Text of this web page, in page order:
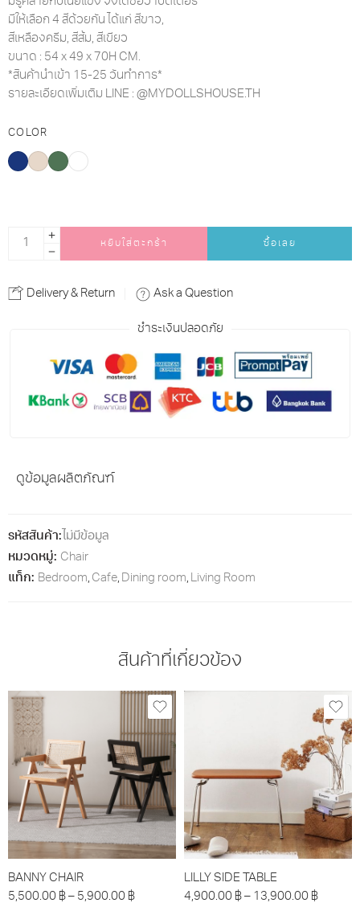
มีให้เลือก 4 สีด้วยกัน ได้แก่ สีขาว,
สีเหลืองครีม, สีส้ม, สีเขียว
ขนาด : 54 x 49 x 70H CM.
*สินค้านำเข้า 15-25 วันทำการ*
รายละเอียดเพิ่มเติม LINE : @MYDOLLSHOUSE.TH
COLOR
หยิบใส่ตะกร้า ซื้อเลย
Delivery & Return Ask a Question
ชำระเงินปลอดภัย
ดูข้อมูลผลิตภัณฑ์
รหัสสินค้า: ไม่มีข้อมูล
หมวดหมู่: Chair
แท็ก: Bedroom, Cafe, Dining room, Living Room
สินค้าที่เกี่ยวข้อง
BANNY CHAIR
5,500.00 ฿ – 5,900.00 ฿
LILLY SIDE TABLE
4,900.00 ฿ – 13,900.00 ฿